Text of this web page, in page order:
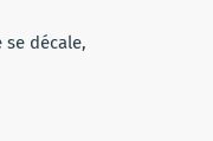
se décale,